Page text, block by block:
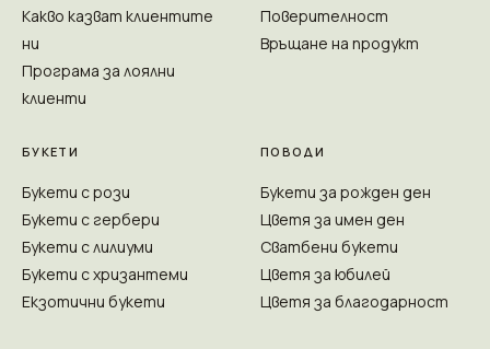
Какво казват клиентите
ни
Програма за лоялни
клиенти
Поверителност
Връщане на продукт
БУКЕТИ
Букети с рози
Букети с гербери
Букети с лилиуми
Букети с хризантеми
Екзотични букети
ПОВОДИ
Букети за рожден ден
Цветя за имен ден
Сватбени букети
Цветя за юбилей
Цветя за благодарност